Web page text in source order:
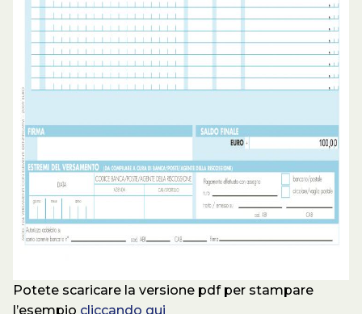
Potete scaricare la versione pdf per stampare
l’esempio cliccando qui